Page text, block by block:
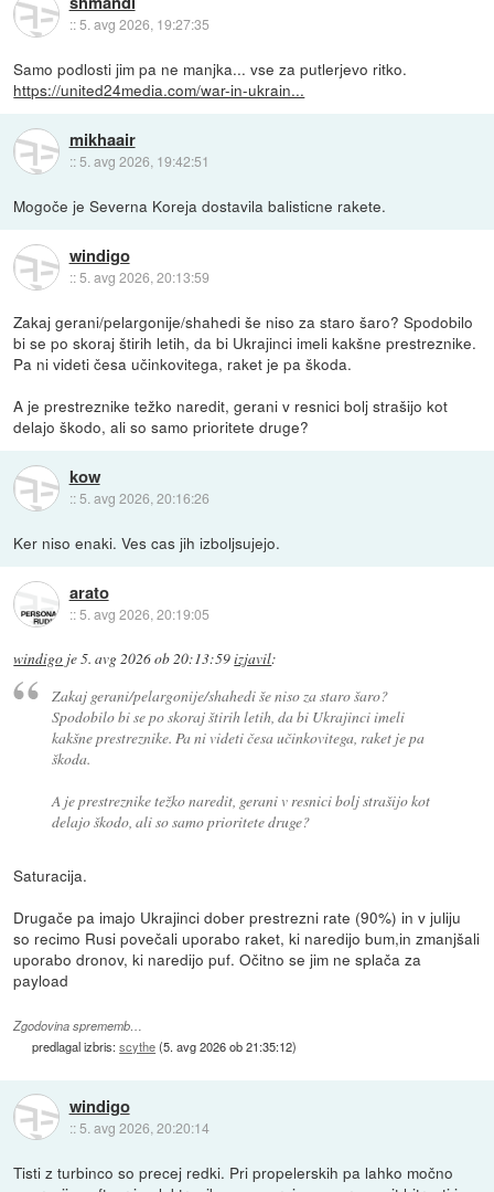
::5. avg 2026, 19:27:35
Samo podlosti jim pa ne manjka... vse za putlerjevo ritko.
https://united24media.com/war-in-ukrain...
mikhaair
:: 5. avg 2026, 19:42:51
Mogoče je Severna Koreja dostavila balisticne rakete.
windigo
::5. avg 2026, 20:13:59
Zakaj gerani/pelargonije/shahedi še niso za staro šaro? Spodobilo
bi se po skoraj štirih letih, da bi Ukrajinci imeli kakšne prestreznike.
Pa ni videti česa učinkovitega, raket je pa škoda.
A je prestreznike težko naredit, gerani v resnici bolj strašijo kot
delajo škodo, ali so samo prioritete druge?
kow
:: 5. avg 2026, 20:16:26
Ker niso enaki. Ves cas jih izboljsujejo.
arato
::5. avg 2026, 20:19:05
windigo je5. avg 2026 ob 20:13:59izjavil:
Zakaj gerani/pelargonije/shahedi še niso za staro šaro?
Spodobilo bi se po skoraj štirih letih, da bi Ukrajinci imeli
kakšne prestreznike. Pa ni videti česa učinkovitega, raket je pa
škoda.
A je prestreznike težko naredit, gerani v resnici bolj strašijo kot
delajo škodo, ali so samo prioritete druge?
Saturacija.
Drugače pa imajo Ukrajinci dober prestrezni rate (90%) in v juliju
so recimo Rusi povečali uporabo raket, ki naredijo bum,in zmanjšali
uporabo dronov, ki naredijo puf. Očitno se jim ne splača za
payload
Zgodovina sprememb…
predlagal izbris:scythe(5. avg 2026 ob 21:35:12)
windigo
:: 5. avg 2026, 20:20:14
Tisti z turbinco so precej redki. Pri propelerskih pa lahko močno